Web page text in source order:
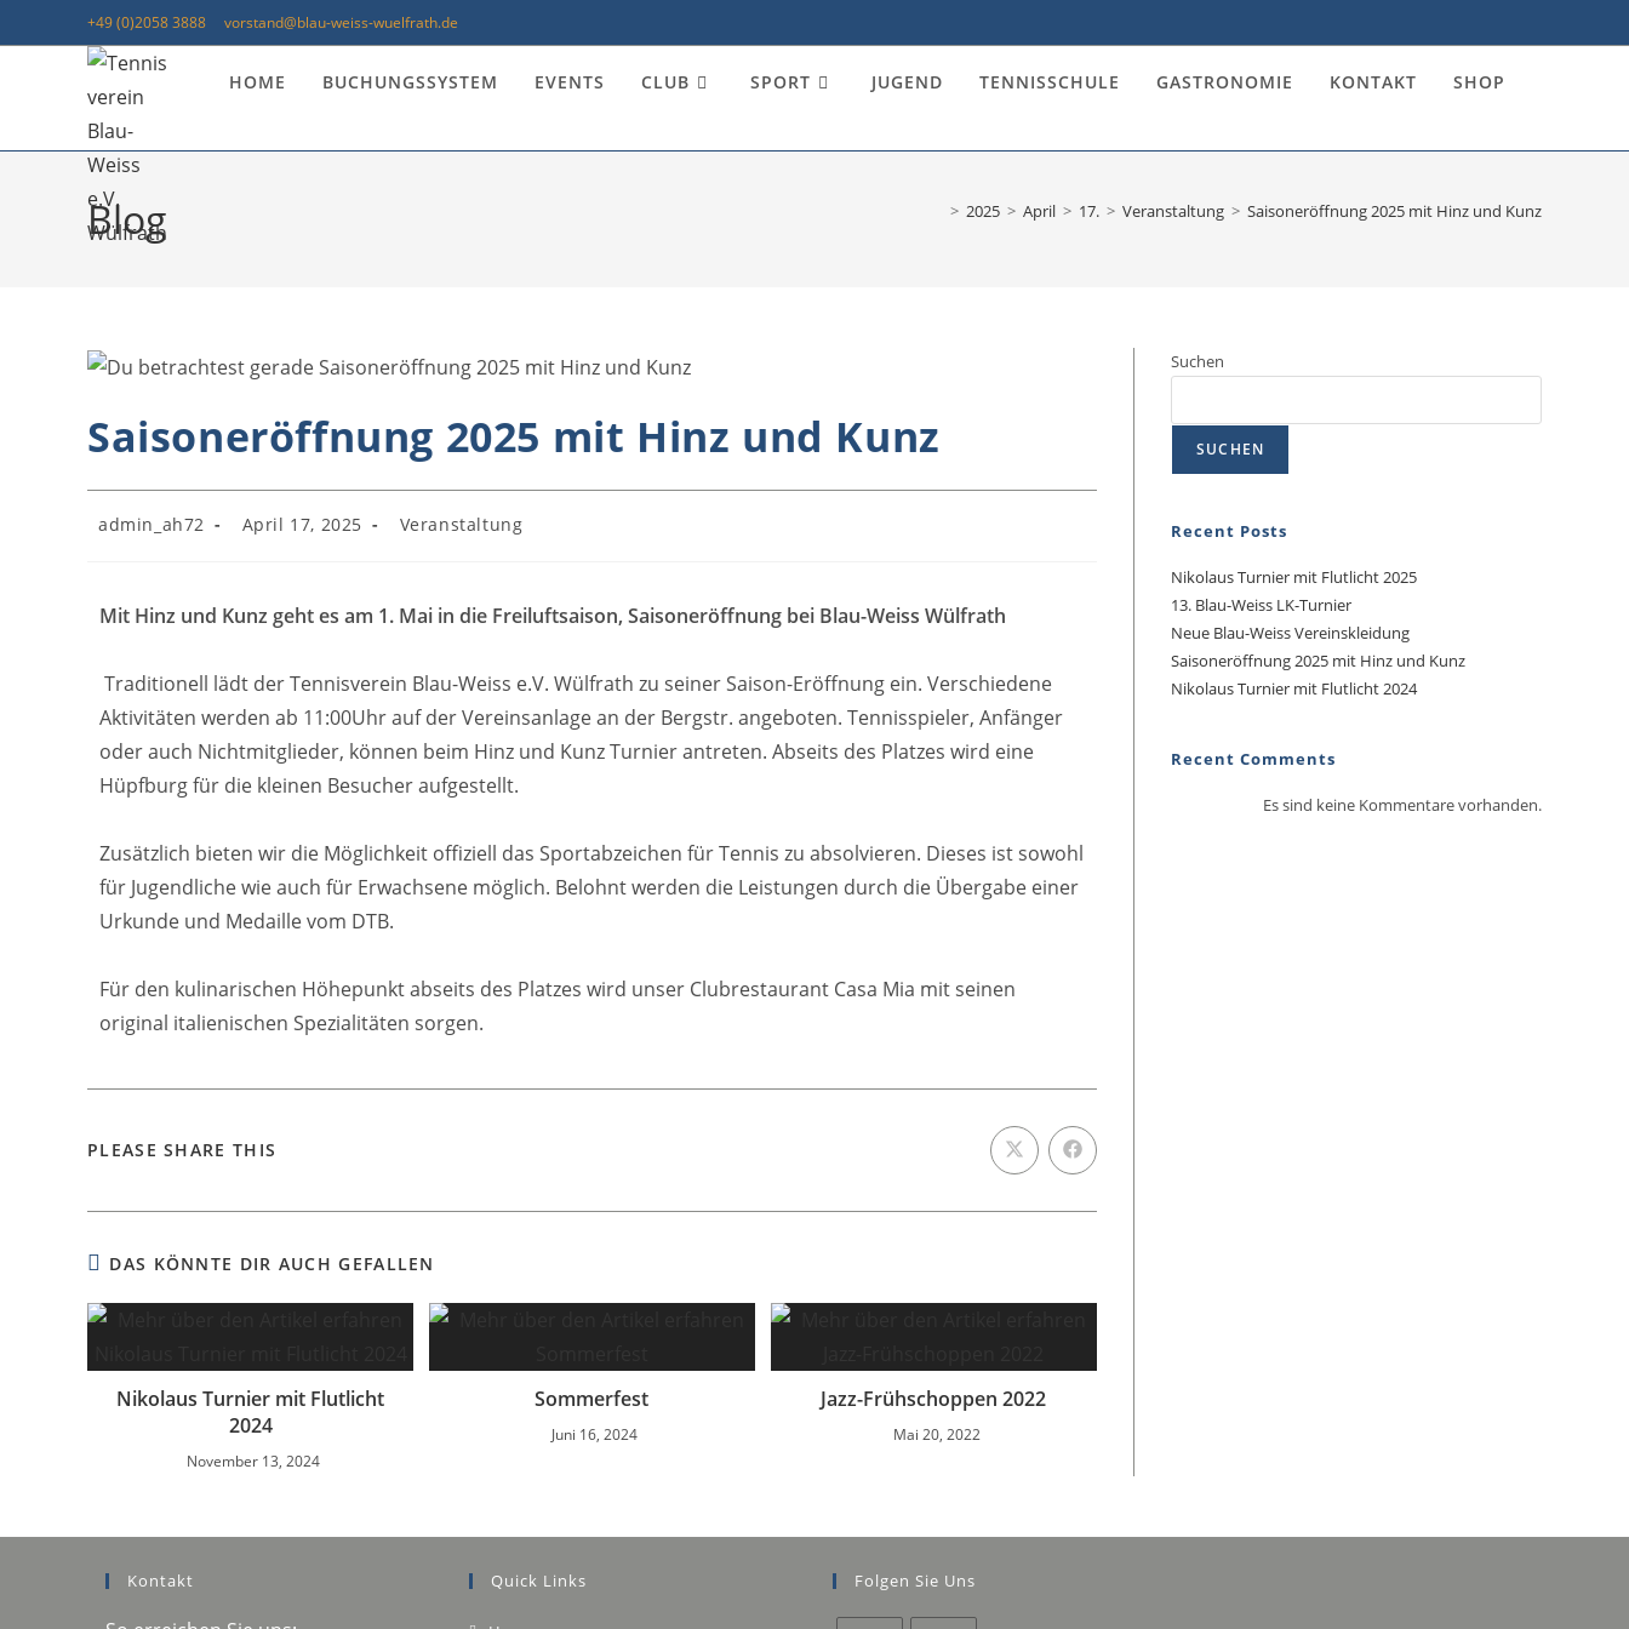
+49 (0)2058 3888 vorstand@blau-weiss-wuelfrath.de
HOME BUCHUNGSSYSTEM EVENTS CLUB SPORT JUGEND TENNISSCHULE GASTRONOMIE KONTAKT SHOP
Blog > 2025 > April > 17. > Veranstaltung > Saisoneröffnung 2025 mit Hinz und Kunz
Saisoneröffnung 2025 mit Hinz und Kunz
admin_ah72 April 17, 2025 Veranstaltung
Mit Hinz und Kunz geht es am 1. Mai in die Freiluftsaison, Saisoneröffnung bei Blau-Weiss Wülfrath
Traditionell lädt der Tennisverein Blau-Weiss e.V. Wülfrath zu seiner Saison-Eröffnung ein. Verschiedene
Aktivitäten werden ab 11:00Uhr auf der Vereinsanlage an der Bergstr. angeboten. Tennisspieler, Anfänger
oder auch Nichtmitglieder, können beim Hinz und Kunz Turnier antreten. Abseits des Platzes wird eine
Hüpfburg für die kleinen Besucher aufgestellt.
Zusätzlich bieten wir die Möglichkeit offiziell das Sportabzeichen für Tennis zu absolvieren. Dieses ist sowohl
für Jugendliche wie auch für Erwachsene möglich. Belohnt werden die Leistungen durch die Übergabe einer
Urkunde und Medaille vom DTB.
Für den kulinarischen Höhepunkt abseits des Platzes wird unser Clubrestaurant Casa Mia mit seinen
original italienischen Spezialitäten sorgen.
PLEASE SHARE THIS
DAS KÖNNTE DIR AUCH GEFALLEN
Nikolaus Turnier mit Flutlicht
2024
November 13, 2024
Sommerfest
Juni 16, 2024
Jazz-Frühschoppen 2022
Mai 20, 2022
Suchen
SUCHEN
Recent Posts
Nikolaus Turnier mit Flutlicht 2025
13. Blau-Weiss LK-Turnier
Neue Blau-Weiss Vereinskleidung
Saisoneröffnung 2025 mit Hinz und Kunz
Nikolaus Turnier mit Flutlicht 2024
Recent Comments
Es sind keine Kommentare vorhanden.
Kontakt Quick Links Folgen Sie Uns